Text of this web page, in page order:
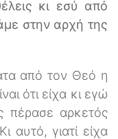
κι εσύ από
στην αρχή της
από τον Θεό η
ότι είχα κι εγώ
πέρασε αρκετός
αυτό, γιατί είχα